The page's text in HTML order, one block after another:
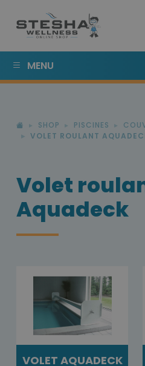
MENU
SHOP PISCINES
VOLET ROULANT
Volet
Aquadeck
VOLET AQUADECK